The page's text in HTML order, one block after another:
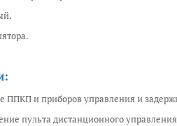
ППКП и приборов управления и
пульта дистанционного